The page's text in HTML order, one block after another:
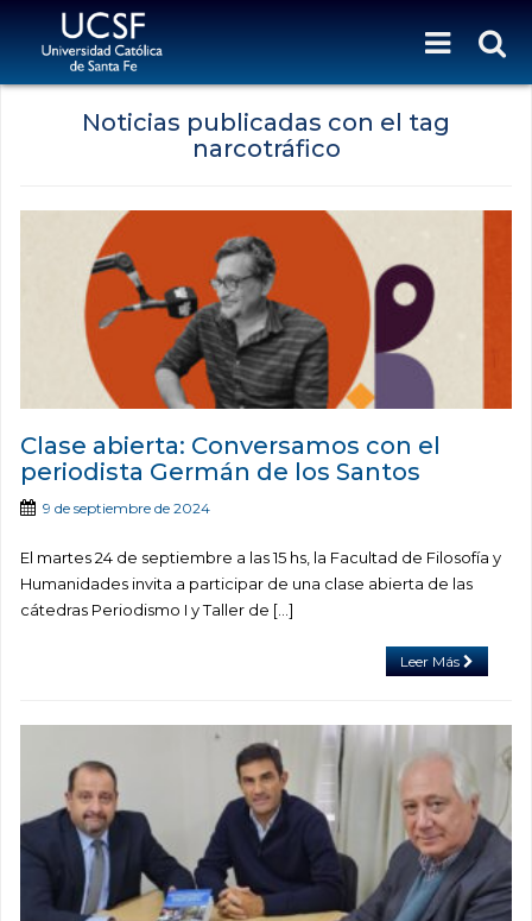
Noticias publicadas con el tag
narcotráfico
Clase abierta: Conversamos con el
periodista Germán de los Santos
9 de septiembre de 2024
El martes 24 de septiembre a las 15 hs, la Facultad de Filosofía y
Humanidades invita a participar de una clase abierta de las
cátedras Periodismo I y Taller de […]
Leer Más